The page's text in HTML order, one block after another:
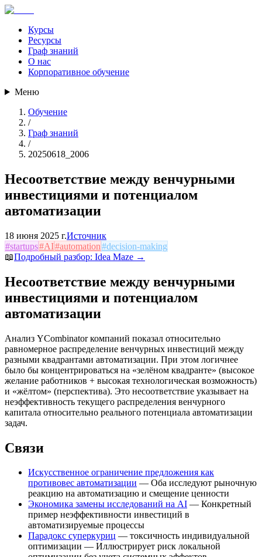
Курсы
Ресурсы
Граф знаний
О нас
Корпоративное обучение
Меню
Обучение
/
Граф знаний
/
20250618_2006
Несоответствие между венчурными
инвестициями и потенциалом
автоматизации
18 июня 2025 г.Источник
#startups#AI#automation#decision-making
📖Подробный разбор: Idea Maze →
Несоответствие между венчурными
инвестициями и потенциалом
автоматизации
Анализ YCombinator компаний показал относительно
равномерное распределение венчурных инвестиций между
разными квадрантами автоматизации. При этом логичнее
было бы концентрироваться на «зелёном квадранте» (высокое
желание работников + высокая технологическая возможность)
и «жёлтом» (перспектива). Это несоответствие указывает на
неэффективность текущего распределения венчурного
капитала относительно реального потенциала автоматизации
задач.
Связи
Искусственное ограничение предложения как
противовес автоматизации — Оба исследуют рыночную
реакцию на автоматизацию и смещение ценности
Экономика замены исследований на AI — Конкретный
пример неэффективности инвестиций в
автоматизируемые процессы
Парадокс суперкуриц — токсичность индивидуальной
оптимизации — Иллюстрирует риск локальной